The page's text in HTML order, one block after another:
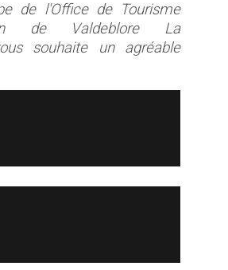
de l'Office de Tourisme
de Valdeblore La
souhaite un agréable